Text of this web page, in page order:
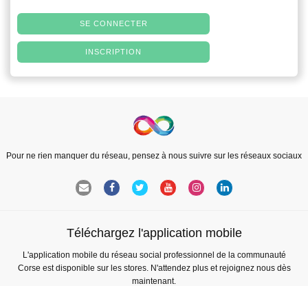
SE CONNECTER
INSCRIPTION
Pour ne rien manquer du réseau, pensez à nous suivre sur les réseaux sociaux
Téléchargez l'application mobile
L'application mobile du réseau social professionnel de la communauté
Corse est disponible sur les stores. N'attendez plus et rejoignez nous dès
maintenant.